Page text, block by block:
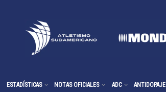
ESTADÍSTICAS NOTAS OFICIALES ADC ANTIDOPAJE